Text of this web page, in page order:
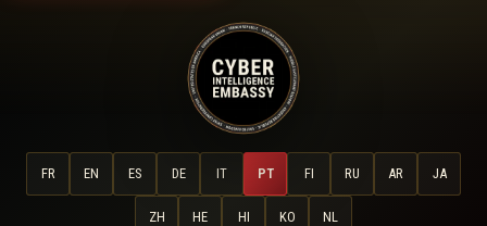
FR EN ES DE IT PT FI RU AR JA
ZH HE HI KO NL